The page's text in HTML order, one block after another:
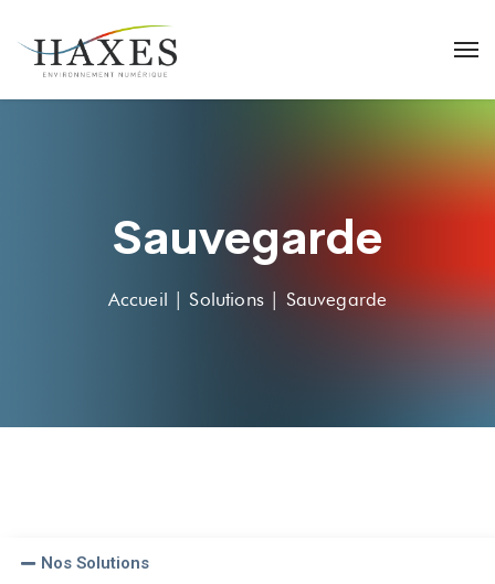
Sauvegarde
Accueil | Solutions | Sauvegarde
Nos Solutions